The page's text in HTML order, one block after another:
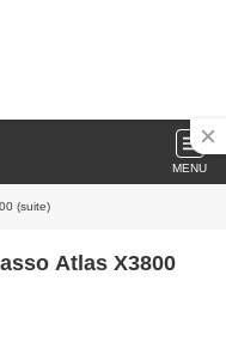
MENU
(suite)
Atlas X3800